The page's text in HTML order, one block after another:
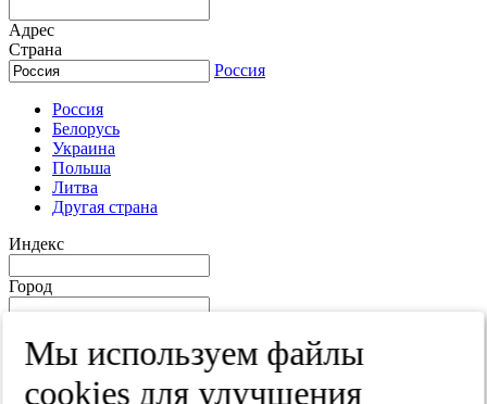
Адрес
Страна
Россия
Россия
Белорусь
Украина
Польша
Литва
Другая страна
Индекс
Город
Улица
Мы используем файлы
cооkies для улучшения